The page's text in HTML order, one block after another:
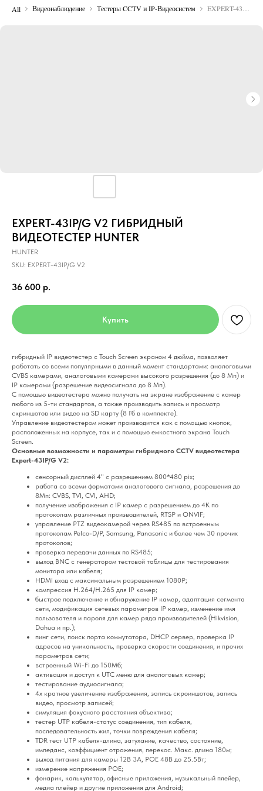
All Видеонаблюдение Тестеры CCTV и IP-Видеосистем
EXPERT-43IP/G V2 ГИБРИДНЫЙ
ВИДЕОТЕСТЕР HUNTER
HUNTER
SKU: EXPERT-43IP/G V2
36 600 р.
Купить
гибридный IP видеотестер с Touch Screen экраном 4 дюйма, позволяет
работать со всеми популярными в данный момент стандартами: аналоговыми
CVBS камерами, аналоговыми камерами высокого разрешения (до 8 Мп) и
IP камерами (разрешение видеосигнала до 8 Мп).
С помощью видеотестера можно получать на экране изображение с камер
любого из 5-ти стандартов, а также производить запись и просмотр
скриншотов или видео на SD карту (8 Гб в комплекте).
Управление видеотестером может производится как с помощью кнопок,
расположенных на корпусе, так и с помощью емкостного экрана Touch
Screen.
Основные возможности и параметры гибридного CCTV видеотестера
Expert-43IP/G V2:
сенсорный дисплей 4" с разрешением 800*480 pix;
работа со всеми форматами аналогового сигнала, разрешения до
8Мп: CVBS, TVI, CVI, AHD;
получение изображения с IP камер с разрешением до 4K по
протоколам различных производителей, RTSP и ONVIF;
управление PTZ видеокамерой через RS485 по встроенным
протоколам Pelco-D/P, Samsung, Panasonic и более чем 30 прочих
протоколов;
проверка передачи данных по RS485;
выход BNC с генератором тестовой таблицы для тестирования
монитора или кабеля;
HDMI вход с максимальным разрешением 1080P;
компрессия H.264/H.265 для IP камер;
быстрое подключение и обнаружение IP камер, адаптация сегмента
сети, модификация сетевых параметров IP камер, изменение имя
пользователя и пароля для камер ряда производителей (Hikvision,
Dahua и пр.);
пинг сети, поиск порта коммутатора, DHCP сервер, проверка IP
адресов на уникальность, проверка скорости соединения, и прочих
параметров сети;
встроенный Wi-Fi до 150Мб;
активация и доступ к UTC меню для аналоговых камер;
тестирование аудиосигнала;
4х кратное увеличение изображения, запись скроиншотов, запись
видео, просмотр записей;
симуляция фокусного расстояния объектива;
тестер UTP кабеля-статус соединения, тип кабеля,
последовательность жил, точки повреждения кабеля;
TDR тест UTP кабеля-длина, затухание, качество, состояние,
импеданс, коэффициент отражения, перекос. Макс. длина 180м;
выход питания для камеры 12В 3А, POE 48В до 25.5Вт;
измерение напряжения POE;
фонарик, калькулятор, офисные приложения, музыкальный плейер,
медиа плейер и другие приложения для Android;